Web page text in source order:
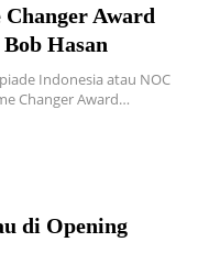
Award
Hasan
Indonesia atau NOC
Changer Award…
di Opening